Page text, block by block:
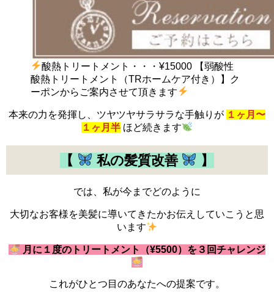
酸熱トリートメント・・・¥15000 【弱酸性
酸熱トリートメント（TRホームケア付き）】ク
ーポンからご案内させて頂きます
本来の力を発揮し、ツヤツヤサラサラな手触りが １ヶ月〜
１ヶ月半ほど続きます
【 私の髪質改善 】
では、私が今までどのように
大切なお客様を美髪に導いてきたかお伝えしていこうと思
います
月に１度のトリートメント（¥5500）を３回チャレンジ
これがひとつ目のあなたへの提案です。